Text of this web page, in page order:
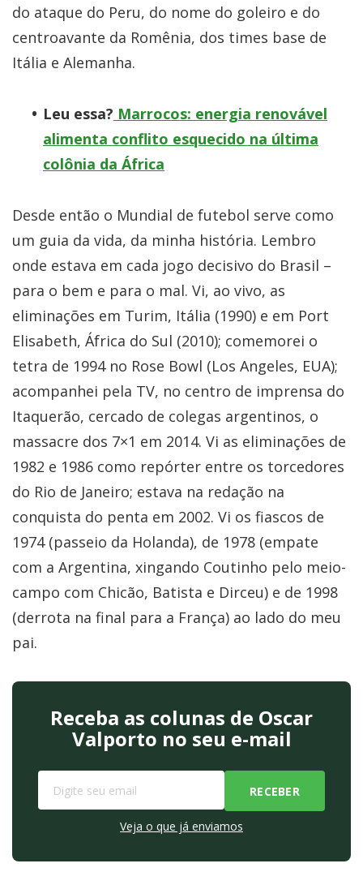
do ataque do Peru, do nome do goleiro e do
centroavante da Romênia, dos times base de
Itália e Alemanha.
Leu essa? Marrocos: energia renovável
alimenta conflito esquecido na última
colônia da África
Desde então o Mundial de futebol serve como
um guia da vida, da minha história. Lembro
onde estava em cada jogo decisivo do Brasil –
para o bem e para o mal. Vi, ao vivo, as
eliminações em Turim, Itália (1990) e em Port
Elisabeth, África do Sul (2010); comemorei o
tetra de 1994 no Rose Bowl (Los Angeles, EUA);
acompanhei pela TV, no centro de imprensa do
Itaquerão, cercado de colegas argentinos, o
massacre dos 7×1 em 2014. Vi as eliminações de
1982 e 1986 como repórter entre os torcedores
do Rio de Janeiro; estava na redação na
conquista do penta em 2002. Vi os fiascos de
1974 (passeio da Holanda), de 1978 (empate
com a Argentina, xingando Coutinho pelo meio-
campo com Chicão, Batista e Dirceu) e de 1998
(derrota na final para a França) ao lado do meu
pai.
Receba as colunas de Oscar
Valporto no seu e-mail
Veja o que já enviamos